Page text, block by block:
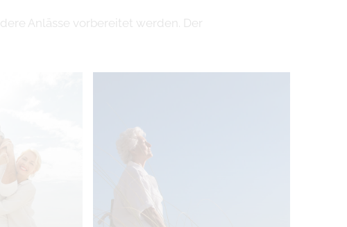
Anlässe vorbereitet werden. Der